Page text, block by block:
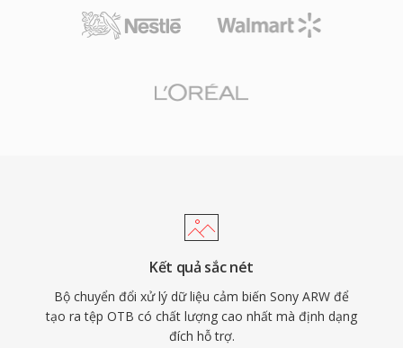
Kết quả sắc nét
Bộ chuyển đổi xử lý dữ liệu cảm biến Sony ARW để
tạo ra tệp OTB có chất lượng cao nhất mà định dạng
đích hỗ trợ.